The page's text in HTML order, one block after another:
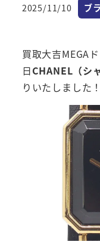
投稿日
2025/11/10 カ
ブ
買取大吉MEGA
日CHANEL（シ
りいたしました！